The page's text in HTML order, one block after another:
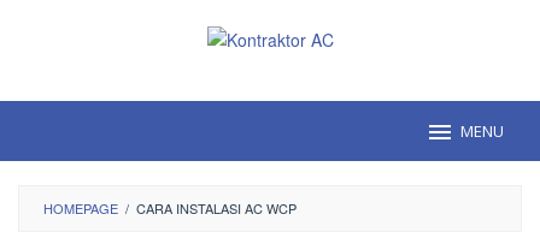
MENU
HOMEPAGE / CARA INSTALASI AC WCP